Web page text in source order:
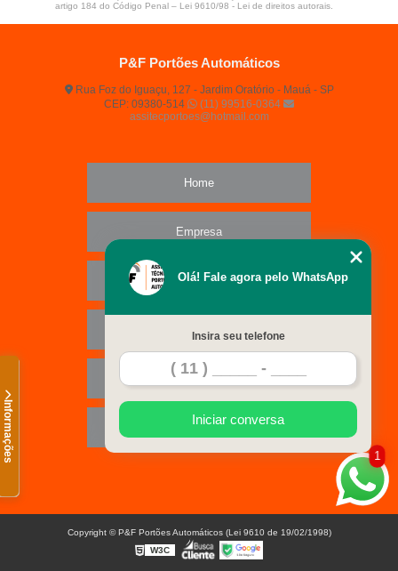
Informações
artigo 184 do Código Penal – Lei 9610/98 - Lei de direitos autorais.
P&F Portões Automáticos
Rua Foz do Iguaçu, 127 - Jardim Oratório - Mauá - SP
CEP: 09380-514
(11) 99516-0364
assitecportoes@hotmail.com
Home
Empresa
Missão
Serviços
Contato
Mapa do site
1
Olá! Fale agora pelo WhatsApp
Insira seu telefone
Iniciar conversa
Copyright © P&F Portões Automáticos (Lei 9610 de 19/02/1998)
W3C